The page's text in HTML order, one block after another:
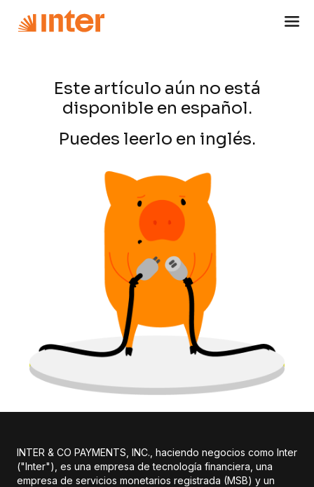
Este artículo aún no está
disponible en español.
Puedes leerlo en inglés.
INTER & CO PAYMENTS, INC., haciendo negocios como Inter
("Inter"), es una empresa de tecnología financiera, una
empresa de servicios monetarios registrada (MSB) y un